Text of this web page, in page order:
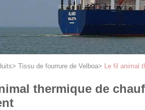
> Tissu de fourrure de Velboa> Le fil animal
thermique de